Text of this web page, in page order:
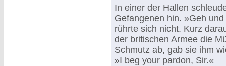
In einer der Hallen
Gefangenen hin. »Geh
rührte sich nicht. Kurz
der britischen Armee die
Schmutz ab, gab sie ihm
»I beg your pardon, Sir.«